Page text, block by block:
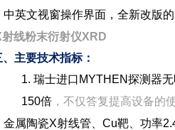
中英文视窗操作界面，全新改版的
射线粉末衍射仪XRD
、主要技术指标：
1. 瑞士进口MYTHEN探测器
150倍 ，不仅答复提高设备的
金属陶瓷X射线管、Cu靶、功率